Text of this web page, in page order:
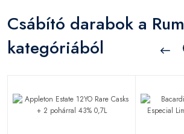
Csábító darabok a Rum
kategóriából